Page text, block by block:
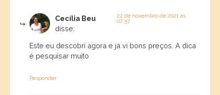
Cecília Beu
disse:
22 de novembro de 2021 às
07:57
Este eu descobri agora e já vi bons preços. A dica
é pesquisar muito
Responder